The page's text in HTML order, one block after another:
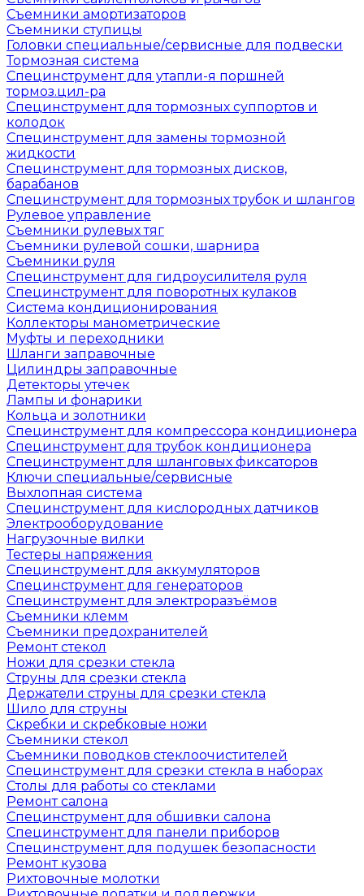
Съемники амортизаторов
Съемники ступицы
Головки специальные/сервисные для подвески
Тормозная система
Специнструмент для утапли-я поршней
тормоз.цил-ра
Специнструмент для тормозных суппортов и
колодок
Специнструмент для замены тормозной
жидкости
Специнструмент для тормозных дисков,
барабанов
Специнструмент для тормозных трубок и шлангов
Рулевое управление
Съемники рулевых тяг
Съемники рулевой сошки, шарнира
Съемники руля
Специнструмент для гидроусилителя руля
Специнструмент для поворотных кулаков
Система кондиционирования
Коллекторы манометрические
Муфты и переходники
Шланги заправочные
Цилиндры заправочные
Детекторы утечек
Лампы и фонарики
Кольца и золотники
Специнструмент для компрессора кондиционера
Специнструмент для трубок кондиционера
Специнструмент для шланговых фиксаторов
Ключи специальные/сервисные
Выхлопная система
Специнструмент для кислородных датчиков
Электрооборудование
Нагрузочные вилки
Тестеры напряжения
Специнструмент для аккумуляторов
Специнструмент для генераторов
Специнструмент для электроразъёмов
Съемники клемм
Съемники предохранителей
Ремонт стекол
Ножи для срезки стекла
Струны для срезки стекла
Держатели струны для срезки стекла
Шило для струны
Скребки и скребковые ножи
Съемники стекол
Съемники поводков стеклоочистителей
Специнструмент для срезки стекла в наборах
Столы для работы со стеклами
Ремонт салона
Специнструмент для обшивки салона
Специнструмент для панели приборов
Специнструмент для подушек безопасности
Ремонт кузова
Рихтовочные молотки